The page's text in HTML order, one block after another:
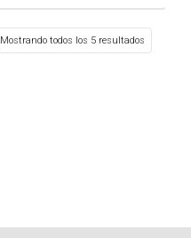
Mostrando todos los 5 resultados